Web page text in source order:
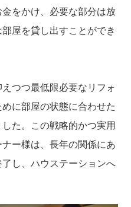
をかけ、必要な部分は放
屋を貸し出すことができ
つつ最低限必要なリフォ
に部屋の状態に合わせた
た。この戦略的かつ実用
ー様は、長年の関係にあ
し、ハウステーションへ